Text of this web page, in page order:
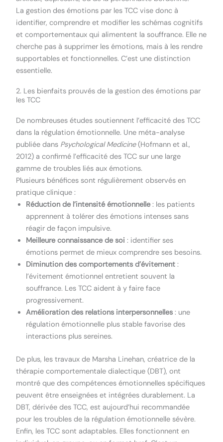
La gestion des émotions par les TCC vise donc à
identifier, comprendre et modifier les schémas cognitifs
et comportementaux qui alimentent la souffrance. Elle ne
cherche pas à supprimer les émotions, mais à les rendre
supportables et fonctionnelles. C’est une distinction
essentielle.
2. Les bienfaits prouvés de la gestion des émotions par
les TCC
De nombreuses études soutiennent l’efficacité des TCC
dans la régulation émotionnelle. Une méta-analyse
publiée dans Psychological Medicine(Hofmann et al.,
2012) a confirmé l’efficacité des TCC sur une large
gamme de troubles liés aux émotions.
Plusieurs bénéfices sont régulièrement observés en
pratique clinique :
Réduction de l’intensité émotionnelle: les patients
apprennent à tolérer des émotions intenses sans
réagir de façon impulsive.
Meilleure connaissance de soi : identifier ses
émotions permet de mieux comprendre ses besoins.
Diminution des comportements d’évitement :
l’évitement émotionnel entretient souvent la
souffrance. Les TCC aident à y faire face
progressivement.
Amélioration des relations interpersonnelles : une
régulation émotionnelle plus stable favorise des
interactions plus sereines.
De plus, les travaux de Marsha Linehan, créatrice de la
thérapie comportementale dialectique (DBT), ont
montré que des compétences émotionnelles spécifiques
peuvent être enseignées et intégrées durablement. La
DBT, dérivée des TCC, est aujourd’hui recommandée
pour les troubles de la régulation émotionnelle sévère.
Enfin, les TCC sont adaptables. Elles fonctionnent en